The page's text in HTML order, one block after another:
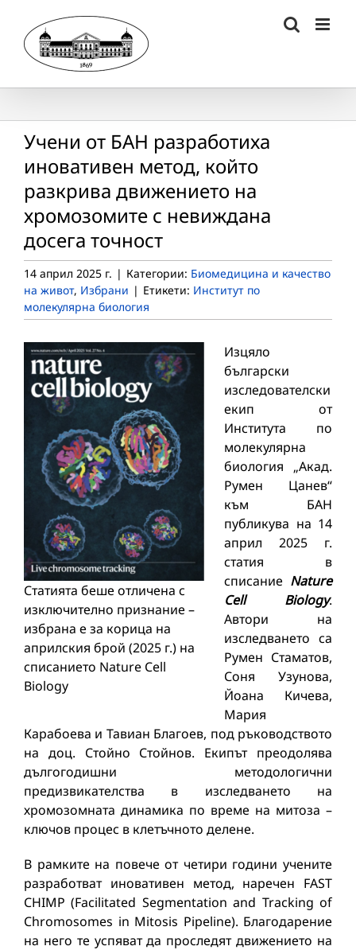
content
Учени от БАН разработиха
иновативен метод, който
разкрива движението на
хромозомите с невиждана
досега точност
14 април 2025 г. | Категории: Биомедицина и качество
на живот, Избрани | Етикети: Институт по
молекулярна биология
Статията беше отличена с
изключително признание –
избрана е за корица на
априлския брой (2025 г.) на
списанието Nature Cell
Biology
Изцяло
български
изследователски
екип от
Института по
молекулярна
биология „Акад.
Румен Цанев“
към БАН
публикува на 14
април 2025 г.
статия в
списание Nature
Cell Biology.
Автори на
изследването са
Румен Стаматов,
Соня Узунова,
Йоана Кичева,
Мария
Карабоева и Тавиан Благоев, под ръководството
на доц. Стойно Стойнов. Екипът преодолява
дългогодишни методологични
предизвикателства в изследването на
хромозомната динамика по време на митоза –
ключов процес в клетъчното делене.
В рамките на повече от четири години учените
разработват иновативен метод, наречен FAST
CHIMP (Facilitated Segmentation and Tracking of
Chromosomes in Mitosis Pipeline). Благодарение
на него те успяват да проследят движението на